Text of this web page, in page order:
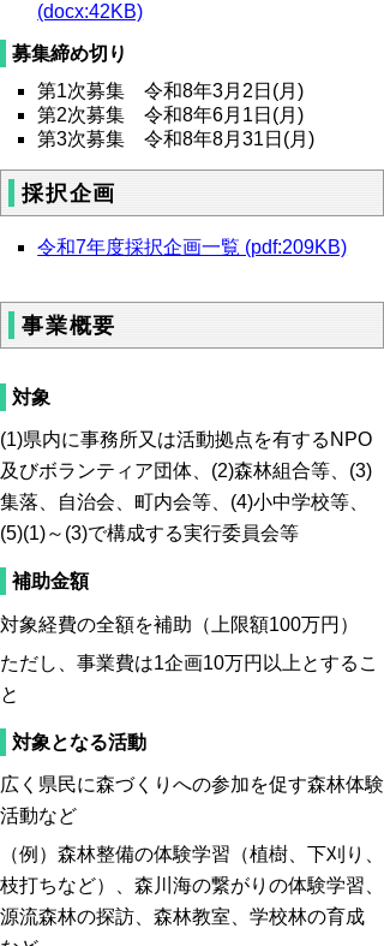
(docx:42KB)
募集締め切り
第1次募集 令和8年3月2日(月)
第2次募集 令和8年6月1日(月)
第3次募集 令和8年8月31日(月)
採択企画
令和7年度採択企画一覧 (pdf:209KB)
事業概要
対象
(1)県内に事務所又は活動拠点を有するNPO
及びボランティア団体、(2)森林組合等、(3)
集落、自治会、町内会等、(4)小中学校等、
(5)(1)～(3)で構成する実行委員会等
補助金額
対象経費の全額を補助（上限額100万円）
ただし、事業費は1企画10万円以上とするこ
と
対象となる活動
広く県民に森づくりへの参加を促す森林体験
活動など
（例）森林整備の体験学習（植樹、下刈り、
枝打ちなど）、森川海の繋がりの体験学習、
源流森林の探訪、森林教室、学校林の育成